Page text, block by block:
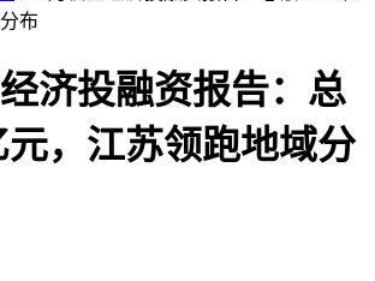
布
济投融资报告：总
元，江苏领跑地域分